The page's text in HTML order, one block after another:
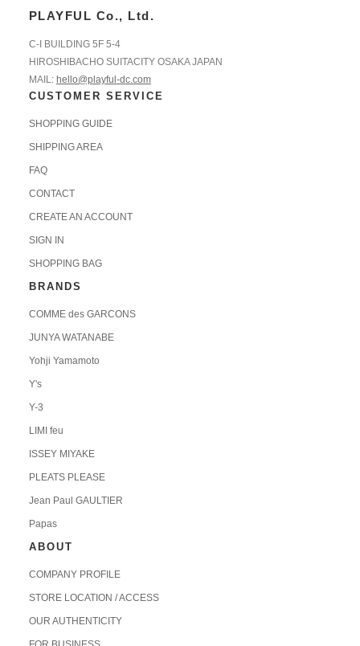
PLAYFUL Co., Ltd.
C-I BUILDING 5F 5-4
HIROSHIBACHO SUITACITY OSAKA JAPAN
MAIL: hello@playful-dc.com
CUSTOMER SERVICE
SHOPPING GUIDE
SHIPPING AREA
FAQ
CONTACT
CREATE AN ACCOUNT
SIGN IN
SHOPPING BAG
BRANDS
COMME des GARCONS
JUNYA WATANABE
Yohji Yamamoto
Y's
Y-3
LIMI feu
ISSEY MIYAKE
PLEATS PLEASE
Jean Paul GAULTIER
Papas
ABOUT
COMPANY PROFILE
STORE LOCATION / ACCESS
OUR AUTHENTICITY